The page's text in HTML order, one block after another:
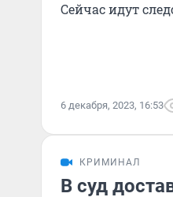
Сейчас идут
6 декабря, 2023, 16:53
КРИМИНАЛ
В суд